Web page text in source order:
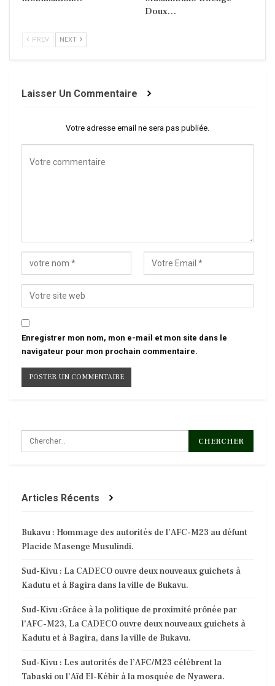
Doux…
PREV NEXT
Laisser Un Commentaire
Votre adresse email ne sera pas publiée.
Enregistrer mon nom, mon e-mail et mon site dans le
navigateur pour mon prochain commentaire.
Articles Récents
Bukavu : Hommage des autorités de l’AFC-M23 au défunt
Placide Masenge Musulindi.
Sud-Kivu : La CADECO ouvre deux nouveaux guichets à
Kadutu et à Bagira dans la ville de Bukavu.
Sud-Kivu :Grâce à la politique de proximité prônée par
l’AFC-M23, La CADECO ouvre deux nouveaux guichets à
Kadutu et à Bagira, dans la ville de Bukavu.
Sud-Kivu : Les autorités de l’AFC/M23 célèbrent la
Tabaski ou l’Aïd El-Kébir à la mosquée de Nyawera.